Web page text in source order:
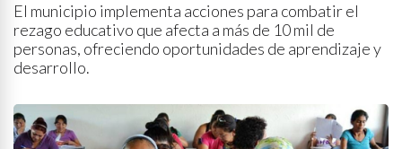
El municipio implementa acciones para combatir el
rezago educativo que afecta a más de 10 mil de
personas, ofreciendo oportunidades de aprendizaje y
desarrollo.